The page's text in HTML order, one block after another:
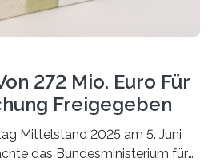
272 Mio. Euro Für
Freigegeben
Mittelstand 2025 am 5. Juni
das Bundesministerium für